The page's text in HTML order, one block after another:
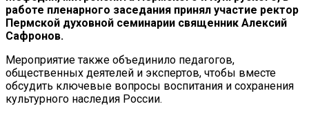
работе пленарного заседания принял участие ректор
Пермской духовной семинарии священник Алексий
Сафронов.
Мероприятие также объединило педагогов,
общественных деятелей и экспертов, чтобы вместе
обсудить ключевые вопросы воспитания и сохранения
культурного наследия России.